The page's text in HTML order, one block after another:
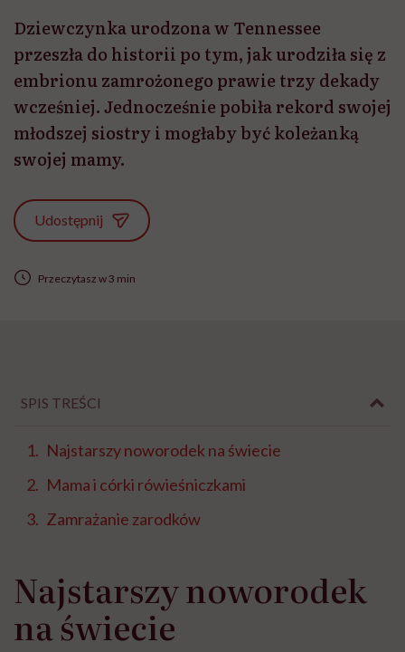
Dziewczynka urodzona w Tennessee
przeszła do historii po tym, jak urodziła się z
embrionu zamrożonego prawie trzy dekady
wcześniej. Jednocześnie pobiła rekord swojej
młodszej siostry i mogłaby być koleżanką
swojej mamy.
Udostępnij
Przeczytasz w 3 min
SPIS TREŚCI
Najstarszy noworodek na świecie
Mama i córki rówieśniczkami
Zamrażanie zarodków
Najstarszy noworodek
na świecie